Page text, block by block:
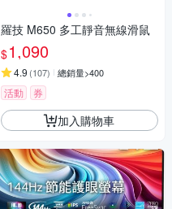
羅技 M650 多工靜音無線滑鼠
$1,090
4.9 (107) 總銷量>400
活動 券
加入購物車